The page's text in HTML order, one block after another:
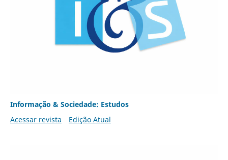
Informação & Sociedade: Estudos
Acessar revista
Edição Atual